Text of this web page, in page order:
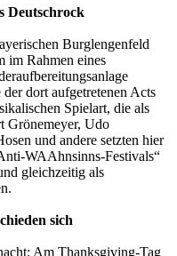
Deutschrock
Burglengenfeld
im Rahmen eines
dort aufgetretenen Acts
Spielart, die als
Grönemeyer, Udo
und andere setzten hier
WAAhnsinns-Festivals“
gleichzeitig als
sich
Am Thanksgiving-Tag